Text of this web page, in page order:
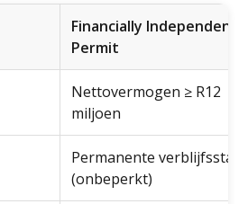
Financially Independent
Permit
Nettovermogen ≥ R12
miljoen
Permanente
(onbeperkt)